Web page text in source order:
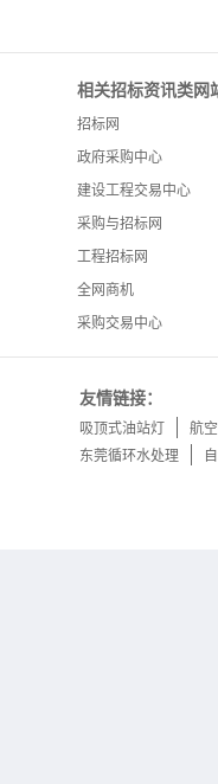
相关招标资讯类网
招标网
政府采购中心
建设工程交易中心
采购与招标网
工程招标网
全网商机
采购交易中心
友情链接：
吸顶式油站灯 航
东莞循环水处理